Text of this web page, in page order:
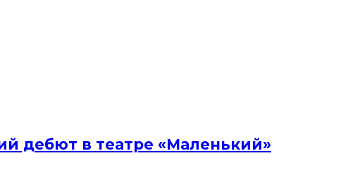
дебют в театре «Маленький»